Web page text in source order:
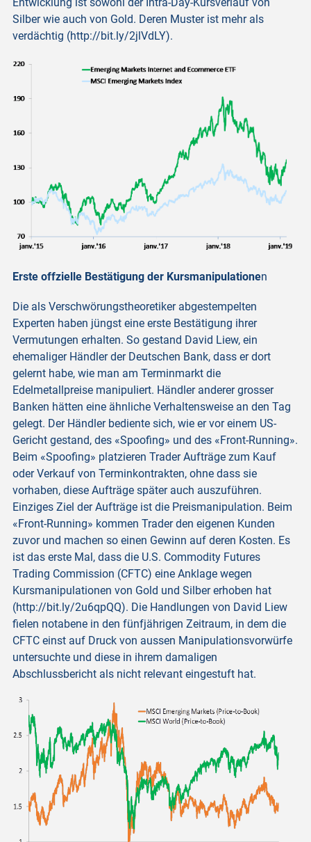
Entwicklung ist sowohl der Intra-Day-Kursverlauf von
Silber wie auch von Gold. Deren Muster ist mehr als
verdächtig (http://bit.ly/2jlVdLY).
Erste offzielle Bestätigung der Kursmanipulationen
Die als Verschwörungstheoretiker abgestempelten
Experten haben jüngst eine erste Bestätigung ihrer
Vermutungen erhalten. So gestand David Liew, ein
ehemaliger Händler der Deutschen Bank, dass er dort
gelernt habe, wie man am Terminmarkt die
Edelmetallpreise manipuliert. Händler anderer grosser
Banken hätten eine ähnliche Verhaltensweise an den Tag
gelegt. Der Händler bediente sich, wie er vor einem US-
Gericht gestand, des «Spoofing» und des «Front-Running».
Beim «Spoofing» platzieren Trader Aufträge zum Kauf
oder Verkauf von Terminkontrakten, ohne dass sie
vorhaben, diese Aufträge später auch auszuführen.
Einziges Ziel der Aufträge ist die Preismanipulation. Beim
«Front-Running» kommen Trader den eigenen Kunden
zuvor und machen so einen Gewinn auf deren Kosten. Es
ist das erste Mal, dass die U.S. Commodity Futures
Trading Commission (CFTC) eine Anklage wegen
Kursmanipulationen von Gold und Silber erhoben hat
(http://bit.ly/2u6qpQQ). Die Handlungen von David Liew
fielen notabene in den fünfjährigen Zeitraum, in dem die
CFTC einst auf Druck von aussen Manipulationsvorwürfe
untersuchte und diese in ihrem damaligen
Abschlussbericht als nicht relevant eingestuft hat.